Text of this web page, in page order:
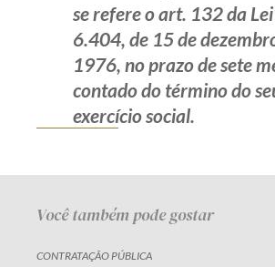
se refere o art. 132 da Lei
6.404, de 15 de
1976, no prazo de sete
contado do término do
exercício social.
Você também pode gostar
CONTRATAÇÃO PÚBLICA